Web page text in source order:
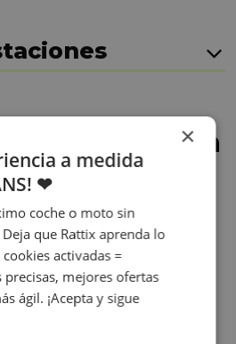
que nos han
de los clientes es
que opinan y conoce
×
a medida
❤
coche o moto sin
que Rattix aprenda lo
activadas =
precisas, mejores ofertas
ágil. ¡Acepta y sigue